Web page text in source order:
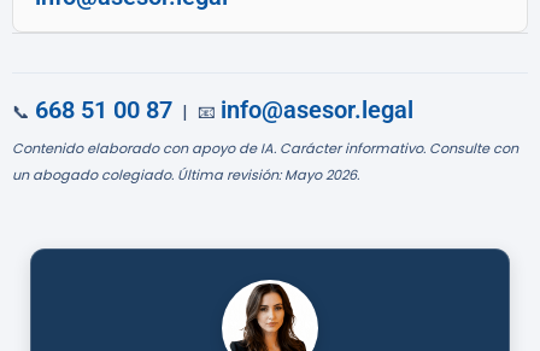
📞 668 51 00 87 | 📧 info@asesor.legal
Contenido elaborado con apoyo de IA. Carácter informativo. Consulte con
un abogado colegiado. Última revisión: Mayo 2026.